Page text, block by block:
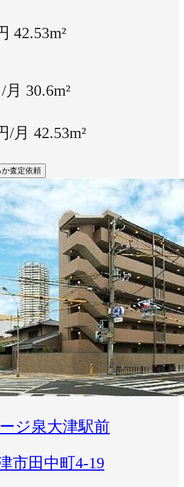
42.53m²
月 30.6m²
/月 42.53m²
査定依頼
ジ泉大津駅前
市田中町4-19